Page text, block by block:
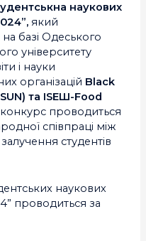
наукових
який
на базі Одеського
університету
i науки
організацій Black
та ISEШ-Food
проводиться
співпраці між
студентів
наукових
проводиться за